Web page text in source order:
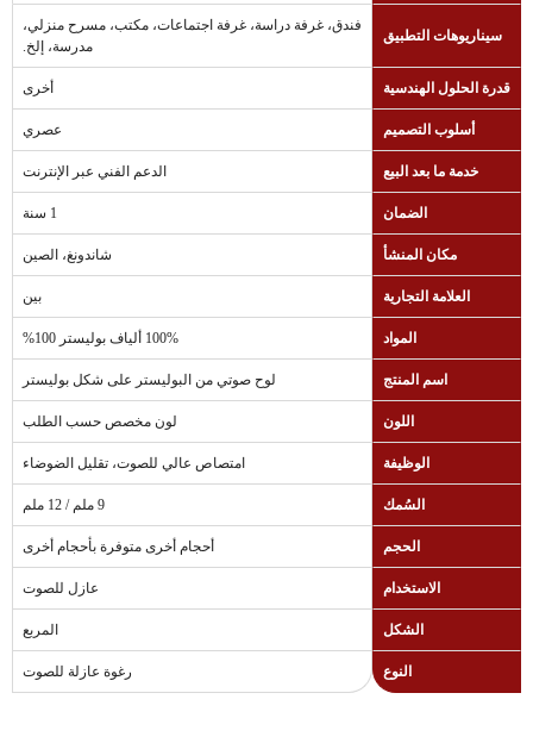
سيناريوهات التطبيق
فندق، غرفة دراسة، غرفة اجتماعات، مكتب، مسرح منزلي،
مدرسة، إلخ.
قدرة الحلول الهندسية أخرى
أسلوب التصميم عصري
خدمة ما بعد البيع الدعم الفني عبر الإنترنت
الضمان 1 سنة
مكان المنشأ شاندونغ، الصين
العلامة التجارية بين
المواد 100% ألياف بوليستر 100%
اسم المنتج لوح صوتي من البوليستر على شكل بوليستر
اللون لون مخصص حسب الطلب
الوظيفة امتصاص عالي للصوت، تقليل الضوضاء
السُمك 9 ملم / 12 ملم
الحجم أحجام أخرى متوفرة بأحجام أخرى
الاستخدام عازل للصوت
الشكل المربع
النوع رغوة عازلة للصوت